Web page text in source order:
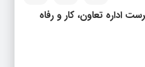
اداره تعاون، کار و رفاه